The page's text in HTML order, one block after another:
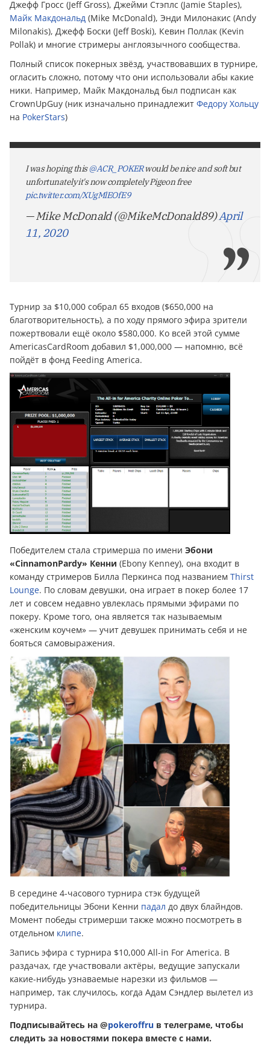
Джефф Гросс (Jeff Gross), Джейми Стэплс (Jamie Staples),
Майк Макдональд (Mike McDonald), Энди Милонакис (Andy
Milonakis), Джефф Боски (Jeff Boski), Кевин Поллак (Kevin
Pollak) и многие стримеры англоязычного сообщества.
Полный список покерных звёзд, участвовавших в турнире,
огласить сложно, потому что они использовали абы какие
ники. Например, Майк Макдональд был подписан как
CrownUpGuy (ник изначально принадлежит Федору Хольцу
на PokerStars)
I was hoping this@ACR_POKERwould be nice and soft but
unfortunately it's now completely Pigeon free
pic.twitter.com/XUgMlEOfE9
— Mike McDonald (@MikeMcDonald89)April
11, 2020
Турнир за $10,000 собрал 65 входов ($650,000 на
благотворительность), а по ходу прямого эфира зрители
пожертвовали ещё около $580,000. Ко всей этой сумме
AmericasCardRoom добавил $1,000,000 — напомню, всё
пойдёт в фонд Feeding America.
Победителем стала стримерша по имени Эбони
«CinnamonPardy» Кенни (Ebony Kenney), она входит в
команду стримеров Билла Перкинса под названием Thirst
Lounge. По словам девушки, она играет в покер более 17
лет и совсем недавно увлеклась прямыми эфирами по
покеру. Кроме того, она является так называемым
«женским коучем» — учит девушек принимать себя и не
бояться самовыражения.
В середине 4-часового турнира стэк будущей
победительницы Эбони Кенни падал до двух блайндов.
Момент победы стримерши также можно посмотреть в
отдельном клипе.
Запись эфира с турнира $10,000 All-in For America. В
раздачах, где участвовали актёры, ведущие запускали
какие-нибудь узнаваемые нарезки из фильмов —
например, так случилось, когда Адам Сэндлер вылетел из
турнира.
Подписывайтесь на @pokeroffru в телеграме, чтобы
следить за новостями покера вместе с нами.